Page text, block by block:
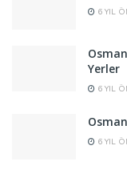
6 YIL
Yerler
6 YIL
6 YIL